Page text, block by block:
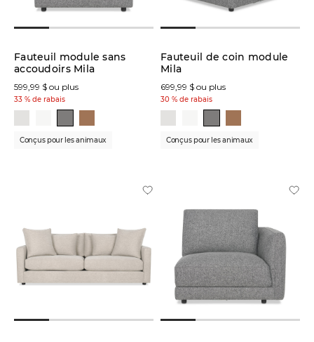
Fauteuil module sans
accoudoirs Mila
599,99 $ ou plus
33 % de rabais
Conçus pour les animaux
Fauteuil de coin module
Mila
699,99 $ ou plus
30 % de rabais
Conçus pour les animaux